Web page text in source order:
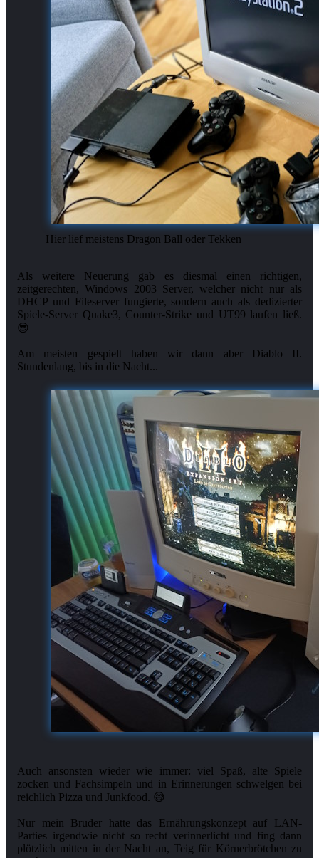
Hier lief meistens Dragon Ball oder Tekken
Als weitere Neuerung gab es diesmal einen richtigen,
zeitgerechten, Windows 2003 Server, welcher nicht nur als
DHCP und Fileserver fungierte, sondern auch als dedizierter
Spiele-Server Quake3, Counter-Strike und UT99 laufen ließ.
😎
Am meisten gespielt haben wir dann aber Diablo II.
Auch ansonsten wieder wie immer: viel Spaß, alte Spiele
zocken und Fachsimpeln und in Erinnerungen schwelgen bei
reichlich Pizza und Junkfood. 😅
Nur mein Bruder hatte das Ernährungskonzept auf LAN-
Parties irgendwie nicht so recht verinnerlicht und fing dann
plötzlich mitten in der Nacht an, Teig für Körnerbrötchen zu